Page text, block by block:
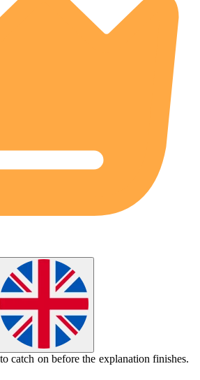
catch on before the explanation finishes.